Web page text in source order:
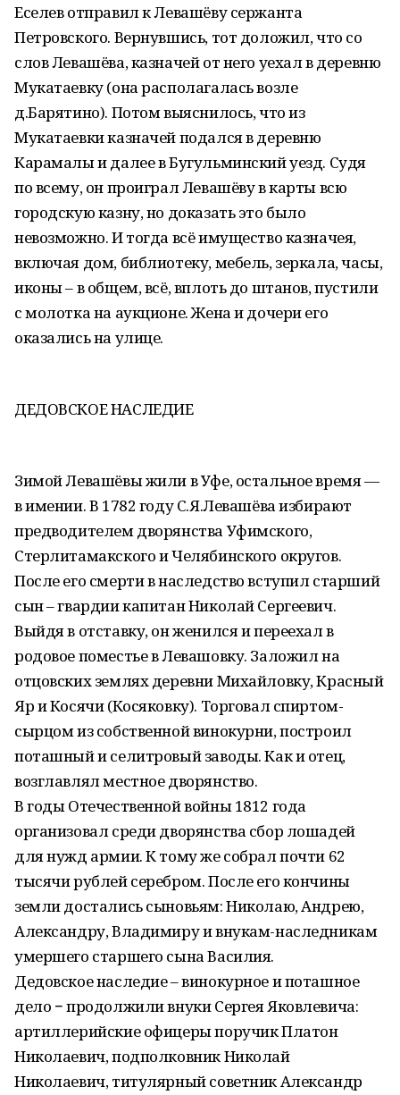
Еселев отправил к Левашёву сержанта
Петровского. Вернувшись, тот доложил, что со
слов Левашёва, казначей от него уехал в деревню
Мукатаевку (она располагалась возле
д.Барятино). Потом выяснилось, что из
Мукатаевки казначей подался в деревню
Карамалы и далее в Бугульминский уезд. Судя
по всему, он проиграл Левашёву в карты всю
городскую казну, но доказать это было
невозможно. И тогда всё имущество казначея,
включая дом, библиотеку, мебель, зеркала, часы,
иконы – в общем, всё, вплоть до штанов, пустили
с молотка на аукционе. Жена и дочери его
оказались на улице.
ДЕДОВСКОЕ НАСЛЕДИЕ
Зимой Левашёвы жили в Уфе, остальное время —
в имении. В 1782 году С.Я.Левашёва избирают
предводителем дворянства Уфимского,
Стерлитамакского и Челябинского округов.
После его смерти в наследство вступил старший
сын – гвардии капитан Николай Сергеевич.
Выйдя в отставку, он женился и переехал в
родовое поместье в Левашовку. Заложил на
отцовских землях деревни Михайловку, Красный
Яр и Косячи (Косяковку). Торговал спиртом-
сырцом из собственной винокурни, построил
поташный и селитровый заводы. Как и отец,
возглавлял местное дворянство.
В годы Отечественной войны 1812 года
организовал среди дворянства сбор лошадей
для нужд армии. К тому же собрал почти 62
тысячи рублей серебром. После его кончины
земли достались сыновьям: Николаю, Андрею,
Александру, Владимиру и внукам-наследникам
умершего старшего сына Василия.
Дедовское наследие – винокурное и поташное
дело − продолжили внуки Сергея Яковлевича:
артиллерийские офицеры поручик Платон
Николаевич, подполковник Николай
Николаевич, титулярный советник Александр